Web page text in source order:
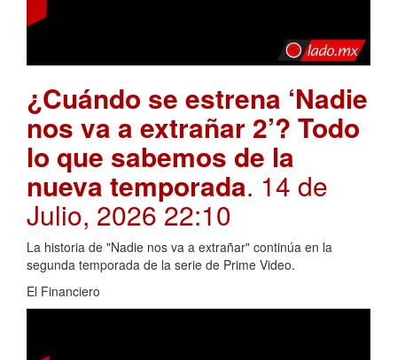
¿Cuándo se estrena ‘Nadie
nos va a extrañar 2’? Todo
lo que sabemos de la
nueva temporada. 14 de
Julio, 2026 22:10
La historia de "Nadie nos va a extrañar" continúa en la
segunda temporada de la serie de Prime Video.
El Financiero